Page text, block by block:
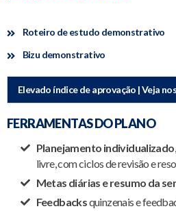
Roteiro de estudo demonstrativo
Bizu demonstrativo
Elevado índice de aprovação | Veja
FERRAMENTAS DO PLANO
Planejamento individualizado
livre, com ciclos de revisão e
Metas diárias e resumo da
Feedbacksquinzenais e